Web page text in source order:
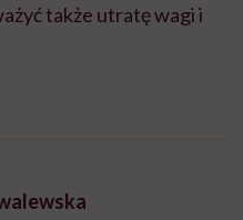
także utratę wagi i